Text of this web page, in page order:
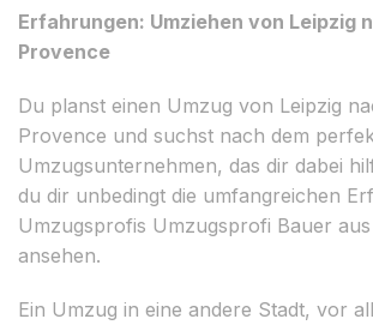
Erfahrungen: Umziehen von Leipzig
Provence
Du planst einen Umzug von Leipzig
Provence und suchst nach dem
Umzugsunternehmen, das dir dabei
du dir unbedingt die umfangreichen
Umzugsprofis Umzugsprofi Bauer aus
ansehen.
Ein Umzug in eine andere Stadt, vor